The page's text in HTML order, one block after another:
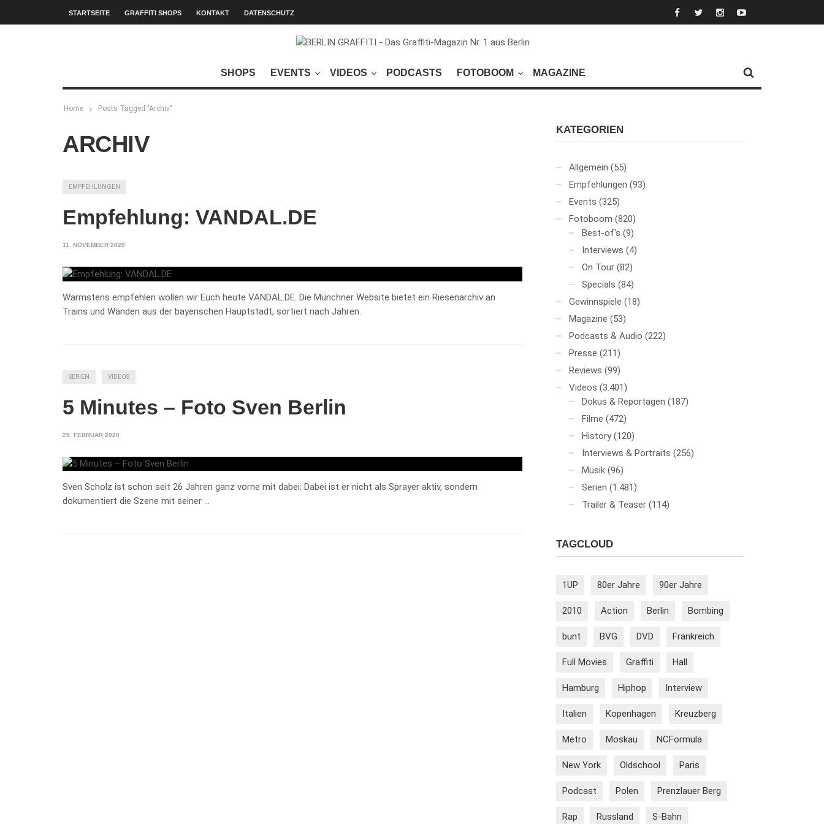
STARTSEITE GRAFFITI SHOPS KONTAKT DATENSCHUTZ
SHOPS EVENTS VIDEOS PODCASTS FOTOBOOM MAGAZINE
Home Posts Tagged "Archiv"
ARCHIV
EMPFEHLUNGEN
Empfehlung: VANDAL.DE
11. NOVEMBER 2020
Wärmstens empfehlen wollen wir Euch heute VANDAL.DE. Die Münchner Website bietet ein Riesenarchiv an
Trains und Wänden aus der bayerischen Hauptstadt, sortiert nach Jahren.
SERIEN VIDEOS
5 Minutes – Foto Sven Berlin
25. FEBRUAR 2020
Sven Scholz ist schon seit 26 Jahren ganz vorne mit dabei: Dabei ist er nicht als Sprayer aktiv, sondern
dokumentiert die Szene mit seiner …
KATEGORIEN
Allgemein (55)
Empfehlungen (93)
Events (325)
Fotoboom (820)
Best-of's (9)
Interviews (4)
On Tour (82)
Specials (84)
Gewinnspiele (18)
Magazine (53)
Podcasts & Audio (222)
Presse (211)
Reviews (99)
Videos (3.401)
Dokus & Reportagen (187)
Filme (472)
History (120)
Interviews & Portraits (256)
Musik (96)
Serien (1.481)
Trailer & Teaser (114)
TAGCLOUD
1UP 80er Jahre 90er Jahre
2010 Action Berlin Bombing
bunt BVG DVD Frankreich
Full Movies Graffiti Hall
Hamburg Hiphop Interview
Italien Kopenhagen Kreuzberg
Metro Moskau NCFormula
New York Oldschool Paris
Podcast Polen Prenzlauer Berg
Rap Russland S-Bahn